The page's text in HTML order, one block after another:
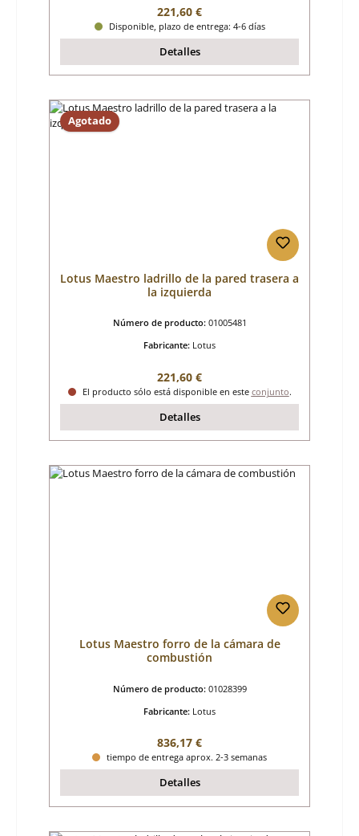
Precio normal:
221,60 €
Disponible, plazo de entrega: 4-6 días
Detalles
Agotado
Lotus Maestro ladrillo de la pared trasera a
la izquierda
Número de producto: 01005481
Fabricante: Lotus
Precio normal:
221,60 €
El producto sólo está disponible en este conjunto.
Detalles
Lotus Maestro forro de la cámara de
combustión
Número de producto: 01028399
Fabricante: Lotus
Precio normal:
836,17 €
tiempo de entrega aprox. 2-3 semanas
Detalles